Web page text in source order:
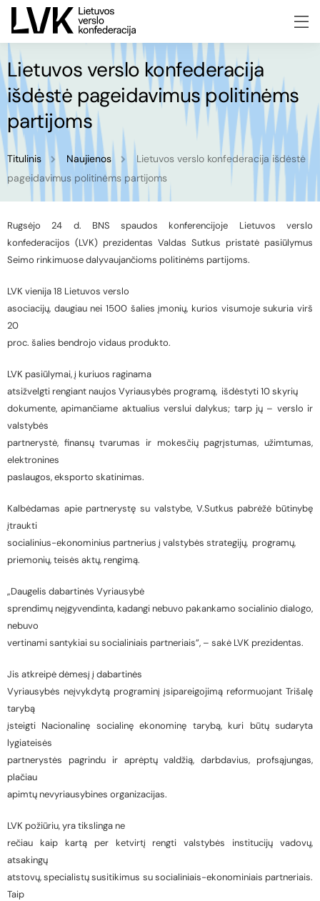
Lietuvos verslo konfederacija
išdėstė pageidavimus politinėms
partijoms
Titulinis Naujienos
Lietuvos verslo konfederacija išdėstė
pageidavimus politinėms partijoms
Rugsėjo 24 d. BNS spaudos konferencijoje Lietuvos verslo
konfederacijos (LVK) prezidentas Valdas Sutkus pristatė pasiūlymus
Seimo rinkimuose dalyvaujančioms politinėms partijoms.
LVK vienija 18 Lietuvos verslo
asociacijų, daugiau nei 1500 šalies įmonių, kurios visumoje sukuria virš
20
proc. šalies bendrojo vidaus produkto.
LVK pasiūlymai, į kuriuos raginama
atsižvelgti rengiant naujos Vyriausybės programą, išdėstyti 10 skyrių
dokumente, apimančiame aktualius verslui dalykus; tarp jų – verslo ir
valstybės
partnerystė, finansų tvarumas ir mokesčių pagrįstumas, užimtumas,
elektronines
paslaugos, eksporto skatinimas.
Kalbėdamas apie partnerystę su valstybe, V.Sutkus pabrėžė būtinybę
įtraukti
socialinius-ekonominius partnerius į valstybės strategijų, programų,
priemonių, teisės aktų, rengimą.
„Daugelis dabartinės Vyriausybė
sprendimų neįgyvendinta, kadangi nebuvo pakankamo socialinio dialogo,
nebuvo
vertinami santykiai su socialiniais partneriais”, – sakė LVK prezidentas.
Jis atkreipė dėmesį į dabartinės
Vyriausybės neįvykdytą programinį įsipareigojimą reformuojant Trišalę
tarybą
įsteigti Nacionalinę socialinę ekonominę tarybą, kuri būtų sudaryta
lygiateisės
partnerystės pagrindu ir aprėptų valdžią, darbdavius, profsąjungas,
plačiau
apimtų nevyriausybines organizacijas.
LVK požiūriu, yra tikslinga ne
rečiau kaip kartą per ketvirtį rengti valstybės institucijų vadovų,
atsakingų
atstovų, specialistų susitikimus su socialiniais-ekonominiais partneriais.
Taip